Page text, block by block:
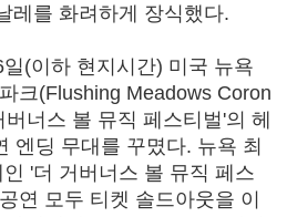
레를 화려하게 장식했다.
(이하 현지시간) 미국 뉴욕
크(Flushing Meadows Coron
너스 볼 뮤직 페스티벌'의 헤
엔딩 무대를 꾸몄다. 뉴욕 최
'더 거버너스 볼 뮤직 페스
연 모두 티켓 솔드아웃을 이